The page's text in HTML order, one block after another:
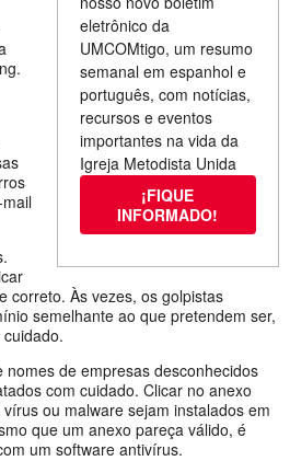
eletrônico da
UMCOMtigo, um resumo
semanal em espanhol e
português, com notícias,
recursos e eventos
importantes na vida da
Igreja Metodista Unida
¡FIQUE
INFORMADO!
correto. Às vezes, os golpistas
semelhante ao que pretendem ser,
nomes de empresas desconhecidos
com cuidado. Clicar no anexo
ou malware sejam instalados em
que um anexo pareça válido, é
um software antivírus.